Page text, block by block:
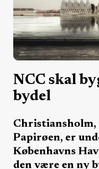
NCC skal
bydel
Christiansholm,
Papirøen, er
Københavns
den være en ny